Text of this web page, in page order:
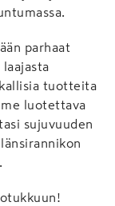
parhaat
tuotteita
luotettava
sujuvuuden